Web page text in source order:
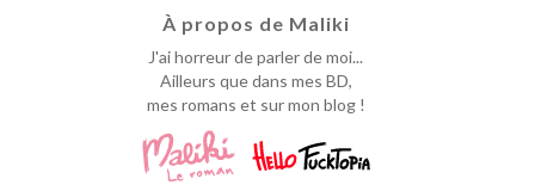
À propos de Maliki
J'ai horreur de parler de moi...
Ailleurs que dans mes BD,
mes romans et sur mon blog !